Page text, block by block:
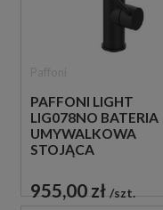
PAFFONI LIGHT
LIG078NO BATERIA
UMYWALKOWA
STOJĄCA
CZARNA
955,00 zł szt.